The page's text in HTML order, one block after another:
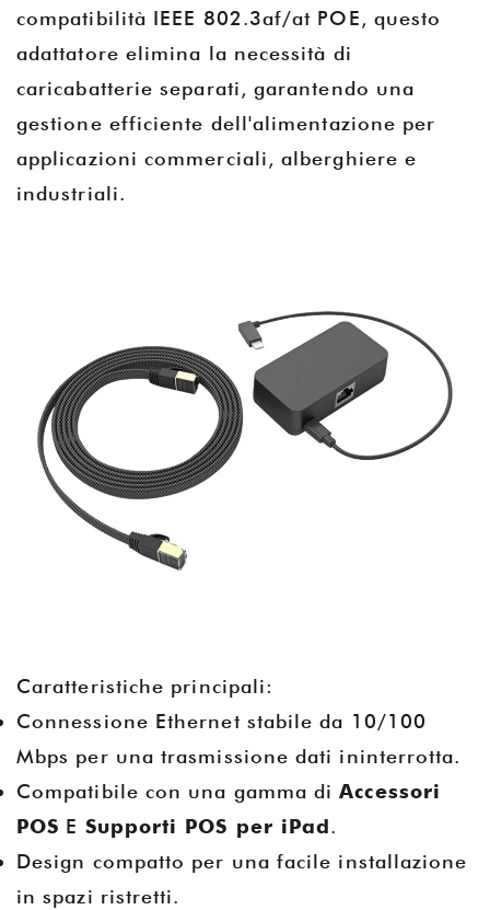
compatibilità IEEE 802.3af/at POE, questo
adattatore elimina la necessità di
caricabatterie separati, garantendo una
gestione efficiente dell'alimentazione per
applicazioni commerciali, alberghiere e
industriali.
Caratteristiche principali:
Connessione Ethernet stabile da 10/100
Mbps per una trasmissione dati ininterrotta.
Compatibile con una gamma diAccessori
POS E Supporti POS per iPad.
Design compatto per una facile installazione
in spazi ristretti.